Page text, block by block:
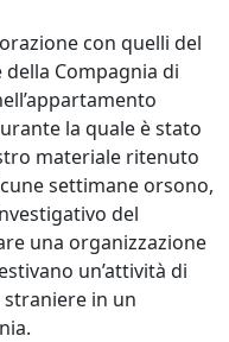
con quelli del
Compagnia di
la quale è stato
materiale ritenuto
settimane orsono,
del
una organizzazione
un’attività di
in un